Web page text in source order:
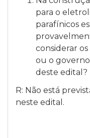
para o
parafínicos
considerar
ou o governo
deste edital?
R: Não está
neste edital.